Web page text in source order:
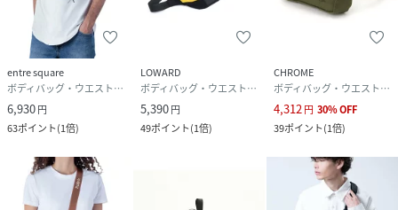
entre square
ボディバッグ・ウエストポーチ
6,930円
63ポイント(1倍)
LOWARD
ボディバッグ・ウエストポーチ
5,390円
49ポイント(1倍)
CHROME
ボディバッグ・ウエストポーチ
4,312円 30%OFF
39ポイント(1倍)